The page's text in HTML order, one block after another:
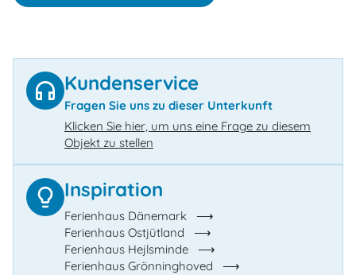
Kundenservice
Fragen Sie uns zu dieser Unterkunft
Klicken Sie hier, um uns eine Frage zu diesem
Objekt zu stellen
Inspiration
Ferienhaus Dänemark
Ferienhaus Ostjütland
Ferienhaus Hejlsminde
Ferienhaus Grönninghoved